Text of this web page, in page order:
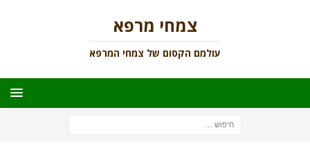
צמחי מרפא
עולמם הקסום של צמחי המרפא